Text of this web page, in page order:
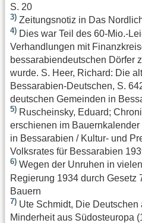
S. 20
3) Zeitungsnotiz in Das
4) Dies war Teil des 60-Mio.-
Verhandlungen mit
bessarabiendeutschen Dörfer
wurde. S. Heer, Richard: Die
Bessarabien-Deutschen, S.
deutschen Gemeinden in
5) Ruscheinsky, Eduard;
erschienen im
in Bessarabien / Kultur- und
Volksrates für Bessarabien
6) Wegen der Unruhen in
Regierung 1934 durch Gesetz
Bauern
7) Ute Schmidt, Die
Minderheit aus Südosteuropa